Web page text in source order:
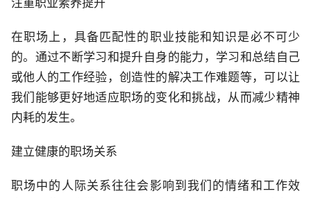
注重职业素养提升
在职场上，具备匹配性的职业技能和知识是必不可少
的。通过不断学习和提升自身的能力，学习和总结自己
或他人的工作经验，创造性的解决工作难题等，可以让
我们能够更好地适应职场的变化和挑战，从而减少精神
内耗的发生。
建立健康的职场关系
职场中的人际关系往往会影响到我们的情绪和工作效